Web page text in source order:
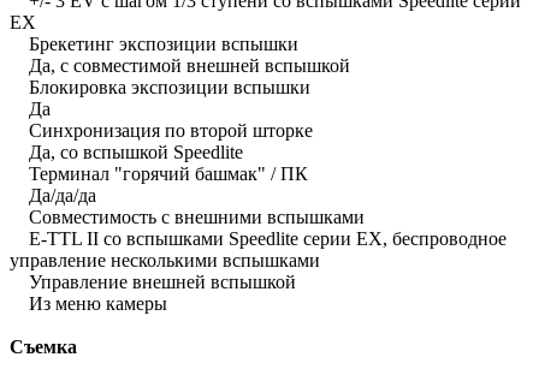
EX
Брекетинг экспозиции вспышки
Да, с совместимой внешней вспышкой
Блокировка экспозиции вспышки
Да
Синхронизация по второй шторке
Да, со вспышкой Speedlite
Терминал "горячий башмак" / ПК
Да/да/да
Совместимость с внешними вспышками
E-TTL II со вспышками Speedlite серии EX, беспроводное
управление несколькими вспышками
Управление внешней вспышкой
Из меню камеры
Съемка